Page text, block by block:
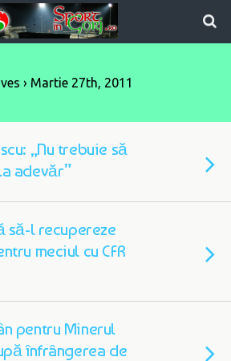
› Martie 27th, 2011
„Nu trebuie să
adevăr”
să-l recupereze
meciul cu CFR
pentru Minerul
înfrângerea de